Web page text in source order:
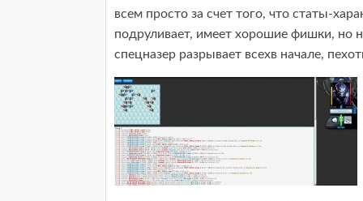
всем просто за счет того, что статы-
подруливает, имеет хорошие фишки, но
спецназер разрывает всехв начале,